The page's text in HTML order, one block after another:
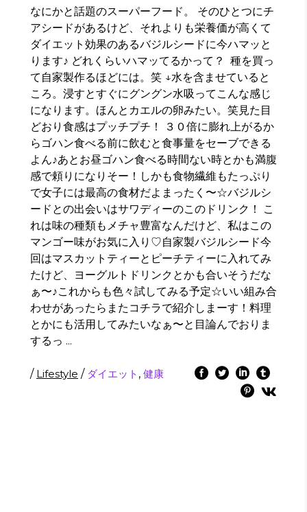
なにかと話題のスーパーフード。 そのひとつにチ
アシードがあるけど、それよりも栄養価が高くて
ダイエット効果のあるバジルシードに今ハマッと
ります♪ どれくらいハマッてるかって？ 種を買っ
て自家製作るほどには。笑 ↓水を含ませていると
ころ。浸すとすぐにグングン水吸ってこんな感じ
になります。ほんとカエルの卵みたい。笑見た目
どおり食感はプッチプチ！ ３０倍に膨れ上がるか
らゴハン食べる前に飲むと食事量をセーブできる
よん♪あとお昼ゴハン食べる時間ない時とかも満腹
感で頼りになりそー！しかも食物繊維もたっぷり
で女子には最高の食材だよまったく〜☆バジルシ
ードとの出会いはサワディーのこのドリンク！ こ
れは味の種類もメチャ豊富なんだけど、私はこの
マンゴー味がお気に入り♡自家製バジルシード今
回はマスカットティーとピーチティーに入れてみ
たけど、ヨーグルトドリンクとかも合いそうだな
ぁ〜♪これからも色々試してみる予定☆いい組み合
わせがあったらまたコチラで紹介しまーす！料理
とかにも活用してみたいなぁ〜と目論んでおりま
するっ
/ Lifestyle / ダイエット , 健康